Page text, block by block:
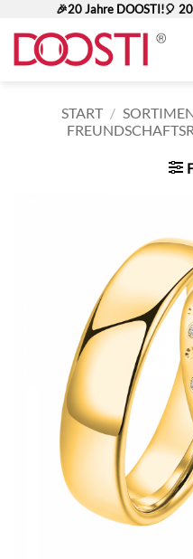
Inhalt
springen
🎉20 Jahre DOOSTI!🎈
START /